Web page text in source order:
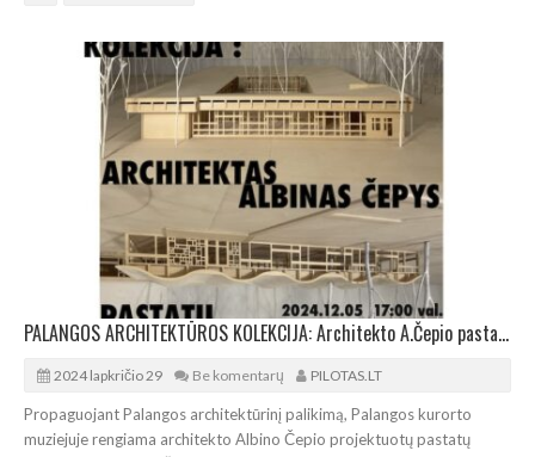
PALANGOS ARCHITEKTŪROS KOLEKCIJA: Architekto A.Čepio pastatų maketų ekspozicijos atidarymas
2024 lapkričio 29 Be komentarų PILOTAS.LT
Propaguojant Palangos architektūrinį palikimą, Palangos kurorto
muziejuje rengiama architekto Albino Čepio projektuotų pastatų